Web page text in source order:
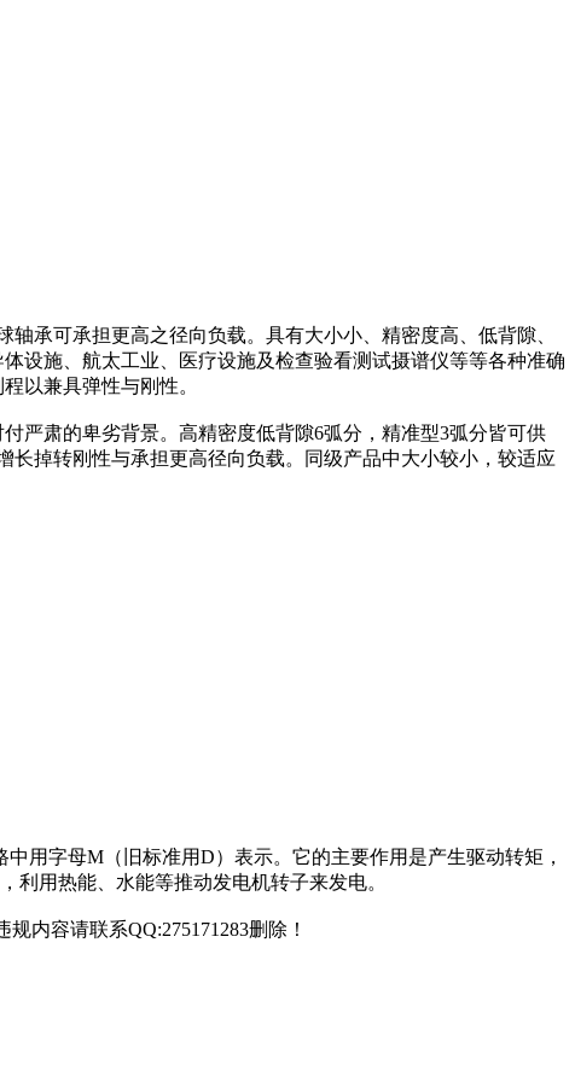
承可承担更高之径向负载。具有大小小、精密度高、低背隙、
体设施、航太工业、医疗设施及检查验看测试摄谱仪等等各种准确
以兼具弹性与刚性。
严肃的卑劣背景。高精密度低背隙6弧分，精准型3弧分皆可供
掉转刚性与承担更高径向负载。同级产品中大小较小，较适应
用字母M（旧标准用D）表示。它的主要作用是产生驱动转矩，
利用热能、水能等推动发电机转子来发电。
内容请联系QQ:275171283删除！